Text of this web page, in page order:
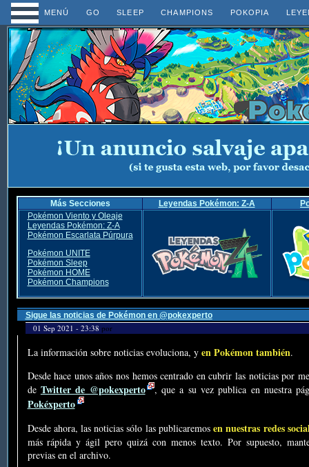
MENÚ GO SLEEP CHAMPIONS POKOPIA
Más Secciones Leyendas Pokémon: Z-A
Pokémon Viento y Oleaje
Leyendas Pokémon: Z-A
Pokémon Escarlata Púrpura
Pokémon UNITE
Pokémon Sleep
Pokémon HOME
Pokémon Champions
Sigue las noticias de Pokémon en @pokexperto
01 Sep 2021 - 23:38 por
La información sobre noticias evoluciona, y en Pokémon también.
Desde hace unos años nos hemos centrado en cubrir las noticias por
de Twitter de @pokexperto , que a su vez publica en nuestra
Pokéxperto
Desde ahora, las noticias sólo las publicaremosen nuestras redes
más rápida y ágil pero quizá con menos texto. Por supuesto,
previas en el archivo.